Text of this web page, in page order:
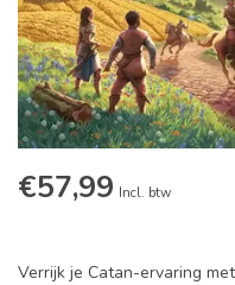
€57,99 Incl. btw
Verrijk je Catan-ervaring